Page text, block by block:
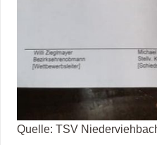
Quelle: TSV